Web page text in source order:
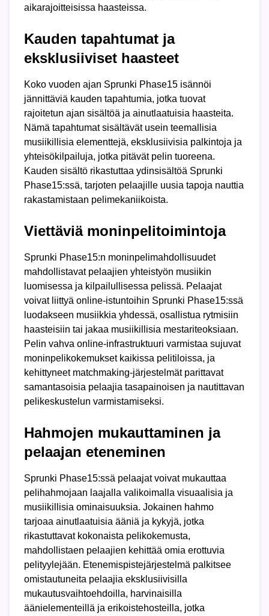
aikarajoitteisissa haasteissa.
Kauden tapahtumat ja
eksklusiiviset haasteet
Koko vuoden ajan Sprunki Phase15 isännöi
jännittäviä kauden tapahtumia, jotka tuovat
rajoitetun ajan sisältöä ja ainutlaatuisia haasteita.
Nämä tapahtumat sisältävät usein teemallisia
musiikillisia elementtejä, eksklusiivisia palkintoja ja
yhteisökilpailuja, jotka pitävät pelin tuoreena.
Kauden sisältö rikastuttaa ydinsisältöä Sprunki
Phase15:ssä, tarjoten pelaajille uusia tapoja nauttia
rakastamistaan pelimekaniikoista.
Viettäviä moninpelitoimintoja
Sprunki Phase15:n moninpelimahdollisuudet
mahdollistavat pelaajien yhteistyön musiikin
luomisessa ja kilpailullisessa pelissä. Pelaajat
voivat liittyä online-istuntoihin Sprunki Phase15:ssä
luodakseen musiikkia yhdessä, osallistua rytmisiin
haasteisiin tai jakaa musiikillisia mestariteoksiaan.
Pelin vahva online-infrastruktuuri varmistaa sujuvat
moninpelikokemukset kaikissa pelitiloissa, ja
kehittyneet matchmaking-järjestelmät parittavat
samantasoisia pelaajia tasapainoisen ja nautittavan
pelikeskustelun varmistamiseksi.
Hahmojen mukauttaminen ja
pelaajan eteneminen
Sprunki Phase15:ssä pelaajat voivat mukauttaa
pelihahmojaan laajalla valikoimalla visuaalisia ja
musiikillisia ominaisuuksia. Jokainen hahmo
tarjoaa ainutlaatuisia ääniä ja kykyjä, jotka
rikastuttavat kokonaista pelikokemusta,
mahdollistaen pelaajien kehittää omia erottuvia
pelityylejään. Etenemispistejärjestelmä palkitsee
omistautuneita pelaajia eksklusiivisilla
mukautusvaihtoehdoilla, harvinaisilla
äänielementeillä ja erikoistehosteilla, jotka